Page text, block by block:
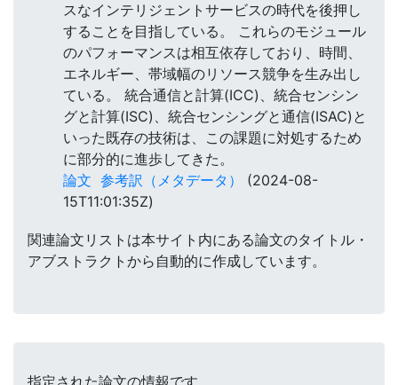
スなインテリジェントサービスの時代を後押し
することを目指している。 これらのモジュール
のパフォーマンスは相互依存しており、時間、
エネルギー、帯域幅のリソース競争を生み出し
ている。 統合通信と計算(ICC)、統合センシン
グと計算(ISC)、統合センシングと通信(ISAC)と
いった既存の技術は、この課題に対処するため
に部分的に進歩してきた。
論文 参考訳（メタデータ）
(2024-08-
15T11:01:35Z)
関連論文リストは本サイト内にある論文のタイトル・
アブストラクトから自動的に作成しています。